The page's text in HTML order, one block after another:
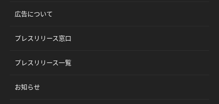
広告について
プレスリリース窓口
プレスリリース一覧
お知らせ